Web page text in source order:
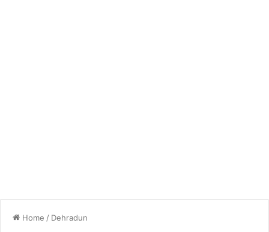
Home / Dehradun